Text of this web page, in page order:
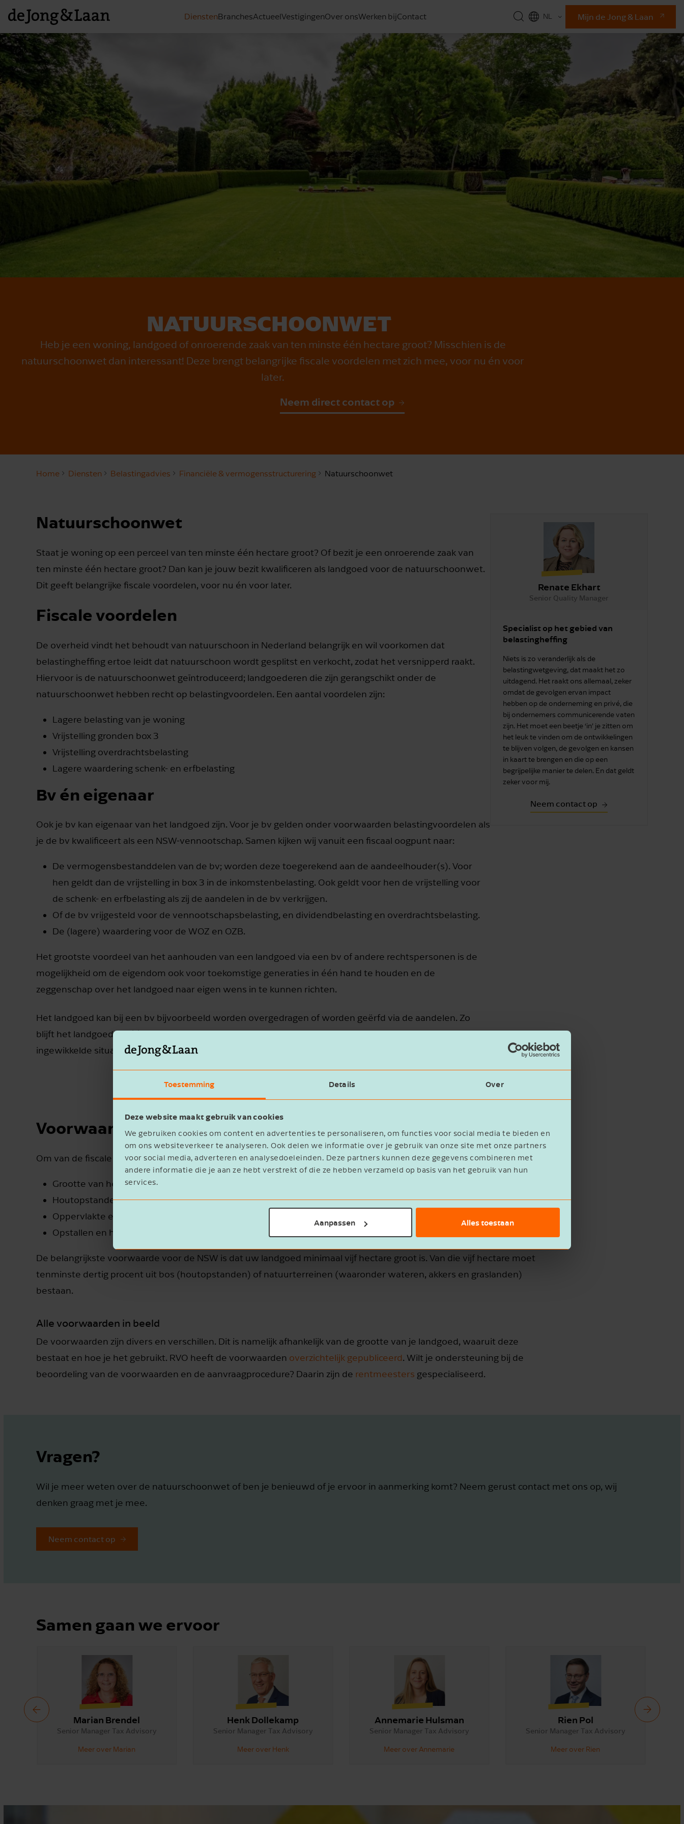
Toestemming Details Over
Deze website maakt gebruik van cookies
We gebruiken cookies om content en advertenties te personaliseren, om functies voor social media te bieden en
om ons websiteverkeer te analyseren. Ook delen we informatie over je gebruik van onze site met onze partners
voor social media, adverteren en analysedoeleinden. Deze partners kunnen deze gegevens combineren met
andere informatie die je aan ze hebt verstrekt of die ze hebben verzameld op basis van het gebruik van hun
services.
Aanpassen Alles toestaan
DienstenBranchesActueelVestigingenOver onsWerken bijContact
EN
NL Mijn de Jong & Laan
NATUUR­SCHOONWET
Heb je een woning, landgoed of onroerende zaak van ten minste één hectare groot? Misschien is de
natuurschoonwet dan interessant! Deze brengt belangrijke fiscale voordelen met zich mee, voor nu én voor
later.
Neem direct contact op
Home Diensten Belastingadvies Financiële & vermogensstructurering Natuurschoonwet
Natuurschoonwet
Staat je woning op een perceel van ten minste één hectare groot? Of bezit je een onroerende zaak van
ten minste één hectare groot? Dan kan je jouw bezit kwalificeren als landgoed voor de natuurschoonwet.
Dit geeft belangrijke fiscale voordelen, voor nu én voor later.
Fiscale voordelen
De overheid vindt het behoudt van natuurschoon in Nederland belangrijk en wil voorkomen dat
belastingheffing ertoe leidt dat natuurschoon wordt gesplitst en verkocht, zodat het versnipperd raakt.
Hiervoor is de natuurschoonwet geïntroduceerd; landgoederen die zijn gerangschikt onder de
natuurschoonwet hebben recht op belastingvoordelen. Een aantal voordelen zijn:
Lagere belasting van je woning
Vrijstelling gronden box 3
Vrijstelling overdrachtsbelasting
Lagere waardering schenk- en erfbelasting
Bv én eigenaar
Ook je bv kan eigenaar van het landgoed zijn. Voor je bv gelden onder voorwaarden belastingvoordelen als
je de bv kwalificeert als een NSW-vennootschap. Samen kijken wij vanuit een fiscaal oogpunt naar:
De vermogensbestanddelen van de bv; worden deze toegerekend aan de aandeelhouder(s). Voor
hen geldt dan de vrijstelling in box 3 in de inkomstenbelasting. Ook geldt voor hen de vrijstelling voor
de schenk- en erfbelasting als zij de aandelen in de bv verkrijgen.
Of de bv vrijgesteld voor de vennootschapsbelasting, en dividendbelasting en overdrachtsbelasting.
De (lagere) waardering voor de WOZ en OZB.
Het grootste voordeel van het aanhouden van een landgoed via een bv of andere rechtspersonen is de
mogelijkheid om de eigendom ook voor toekomstige generaties in één hand te houden en de
zeggenschap over het landgoed naar eigen wens in te kunnen richten.
Het landgoed kan bij een bv bijvoorbeeld worden overgedragen of worden geërfd via de aandelen. Zo
blijft het landgoed als één geheel behouden en in eigendom bij de bv. Daarnaast voorkomt het dat er
ingewikkelde situaties ontstaan, zoals erfgenamen die mede-erfgenamen moeten uitkopen.
Renate Ekhart
Senior Quality Manager
Specialist op het gebied van
belastingheffing
Niets is zo veranderlijk als de
belastingwetgeving, dat maakt het zo
uitdagend. Het raakt ons allemaal, zeker
omdat de gevolgen ervan impact
hebben op de onderneming en privé, die
bij ondernemers communicerende vaten
zijn. Het moet een beetje ‘in’ je zitten om
het leuk te vinden om de ontwikkelingen
te blijven volgen, de gevolgen en kansen
in kaart te brengen en die op een
begrijpelijke manier te delen. En dat geldt
zeker voor mij.
Neem contact op
Voorwaarden
Om van de fiscale faciliteiten gebruik te kunnen maken gelden de verschillende voorwaarden, deze kijken naar de:
Grootte van het gebied.
Houtopstanden (bos) die er staan of de aanwezigheid van natuurterreinen.
Oppervlakte en de omzoming van landbouwterreinen.
Opstallen en het gebruik van het landgoed.
De belangrijkste voorwaarde voor de NSW is dat uw landgoed minimaal vijf hectare groot is. Van die vijf hectare moet
tenminste dertig procent uit bos (houtopstanden) of natuurterreinen (waaronder wateren, akkers en graslanden)
bestaan.
Alle voorwaarden in beeld
De voorwaarden zijn divers en verschillen. Dit is namelijk afhankelijk van de grootte van je landgoed, waaruit deze
bestaat en hoe je het gebruikt. RVO heeft de voorwaarden overzichtelijk gepubliceerd. Wilt je ondersteuning bij de
beoordeling van de voorwaarden en de aanvraagprocedure? Daarin zijn de rentmeesters gespecialiseerd.
Vragen?
Wil je meer weten over de natuurschoonwet of ben je benieuwd of je ervoor in aanmerking komt? Neem gerust contact met ons op, wij
denken graag met je mee.
Neem contact op
Samen gaan we ervoor
Marian Brendel
Senior Manager Tax Advisory
Meer over Marian
Henk Dollekamp
Senior Manager Tax Advisory
Meer over Henk
Annemarie Hulsman
Senior Manager Tax Advisory
Meer over Annemarie
Rien Pol
Senior Manager Tax Advisory
Meer over Rien